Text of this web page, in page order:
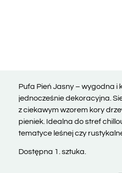
Pufa Pień Jasny – wygodna i
jednocześnie dekoracyjna.
z ciekawym wzorem kory
pieniek. Idealna do stref
tematyce leśnej czy
Dostępna 1. sztuka.